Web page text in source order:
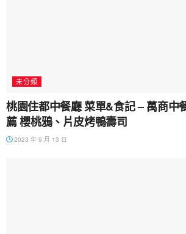
未分類
桃園住都中餐廳 菜單&食記 – 萬商中
薦 櫻桃鴉、片皮烤鴨壽司
2023 年 9 月 13 日